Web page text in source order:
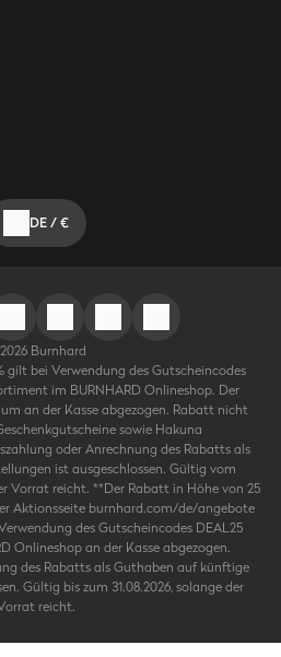
DE/€
2026 Burnhard
bei Verwendung des Gutscheincodes
im BURNHARD Onlineshop. Der
an der Kasse abgezogen. Rabatt nicht
sowie Hakuna
oder Anrechnung des Rabatts als
ist ausgeschlossen. Gültig vom
Vorrat reicht. **Der Rabatt in Höhe von 25
Aktionsseite burnhard.com/de/angebote
des Gutscheincodes DEAL25
Onlineshop an der Kasse abgezogen.
des Rabatts als Guthaben auf künftige
Gültig bis zum 31.08.2026, solange der
reicht.